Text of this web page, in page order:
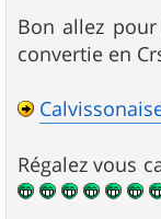
Bon allez
convertie en
Régalez vous